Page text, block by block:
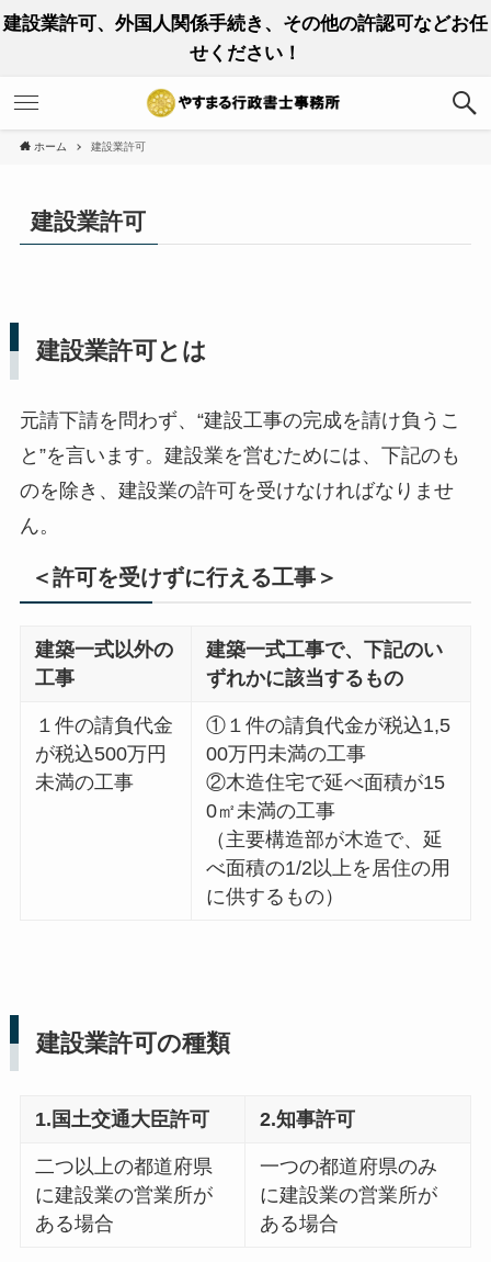
建設業許可、外国人関係手続き、その他の許認可などお任
せください！
ホーム 建設業許可
建設業許可
建設業許可とは
元請下請を問わず、“建設工事の完成を請け負うこ
と”を言います。建設業を営むためには、下記のも
のを除き、建設業の許可を受けなければなりませ
ん。
＜許可を受けずに行える工事＞
建築一式以外の
工事
建築一式工事で、下記のい
ずれかに該当するもの
１件の請負代金
が税込500万円
未満の工事
①１件の請負代金が税込1,5
00万円未満の工事
②木造住宅で延べ面積が15
0㎡未満の工事
（主要構造部が木造で、延
べ面積の1/2以上を居住の用
に供するもの）
建設業許可の種類
1.国土交通大臣許可 2.知事許可
二つ以上の都道府県
に建設業の営業所が
ある場合
一つの都道府県のみ
に建設業の営業所が
ある場合